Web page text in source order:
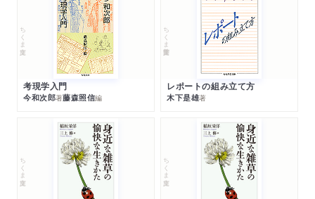
ちくま文庫
考現学入門
今和次郎著藤森照信編
ちくま学芸文庫
レポートの組み立て方
木下是雄著
ちくま文庫 ちくま文庫